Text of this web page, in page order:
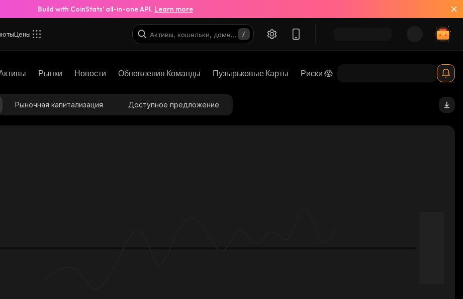
Build with CoinStats’ all-in-one API. Learn more
Цены
Рынки Новости Обновления Команды Пузырьковые Карты Риски 😱
Рыночная капитализация Доступное предложение